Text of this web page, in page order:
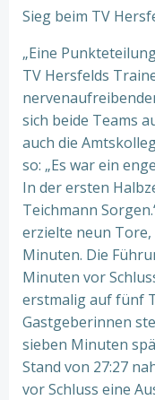
Sieg beim TV
„Eine
TV Hersfelds
sich beide Teams
auch die
so: „Es war ein
In der ersten
Teichmann
erzielte neun Tore,
Minuten. Die
Minuten vor
erstmalig auf fünf
Gastgeberinnen
sieben Minuten
Stand von 27:27
vor Schluss eine